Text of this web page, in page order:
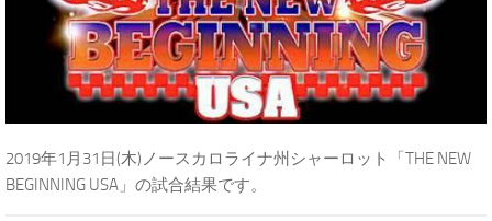
2019年1月31日(木)ノースカロライナ州シャーロット「THE NEW
BEGINNING USA」の試合結果です。